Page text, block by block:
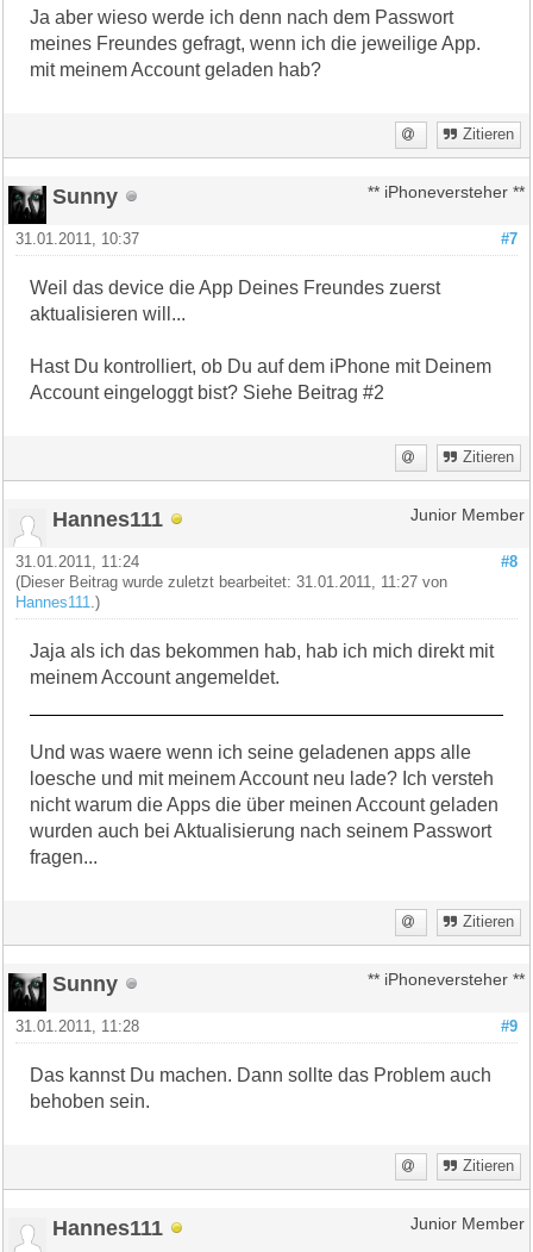
Ja aber wieso werde ich denn nach dem Passwort
meines Freundes gefragt, wenn ich die jeweilige App.
mit meinem Account geladen hab?
Zitieren
Sunny ** iPhoneversteher **
#7
31.01.2011, 10:37
Weil das device die App Deines Freundes zuerst
aktualisieren will...
Hast Du kontrolliert, ob Du auf dem iPhone mit Deinem
Account eingeloggt bist? Siehe Beitrag #2
Zitieren
Hannes111 Junior Member
#8
31.01.2011, 11:24
(Dieser Beitrag wurde zuletzt bearbeitet: 31.01.2011, 11:27 von
Hannes111 .)
Jaja als ich das bekommen hab, hab ich mich direkt mit
meinem Account angemeldet.
Und was waere wenn ich seine geladenen apps alle
loesche und mit meinem Account neu lade? Ich versteh
nicht warum die Apps die über meinen Account geladen
wurden auch bei Aktualisierung nach seinem Passwort
fragen...
Zitieren
Sunny ** iPhoneversteher **
#9
31.01.2011, 11:28
Das kannst Du machen. Dann sollte das Problem auch
behoben sein.
Zitieren
Hannes111 Junior Member